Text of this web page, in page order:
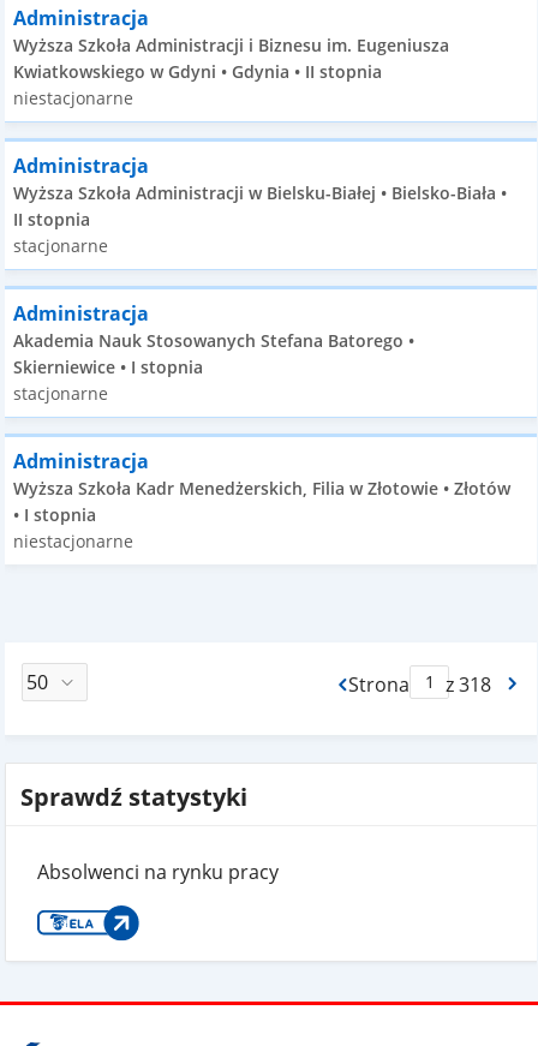
Administracja
Wyższa Szkoła Administracji i Biznesu im. Eugeniusza
Kwiatkowskiego w Gdyni • Gdynia • II stopnia
niestacjonarne
Administracja
Wyższa Szkoła Administracji w Bielsku-Białej • Bielsko-Biała •
II stopnia
stacjonarne
Administracja
Akademia Nauk Stosowanych Stefana Batorego •
Skierniewice • I stopnia
stacjonarne
Administracja
Wyższa Szkoła Kadr Menedżerskich, Filia w Złotowie • Złotów
• I stopnia
niestacjonarne
Strona
Max Stronaz 318
Sprawdź statystyki
Absolwenci na rynku pracy